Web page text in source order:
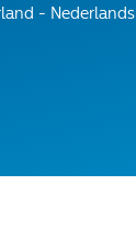
- Nederlands